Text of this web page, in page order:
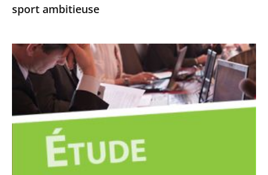
sport ambitieuse
Améliorer
et
développer
expérimentations
politiques